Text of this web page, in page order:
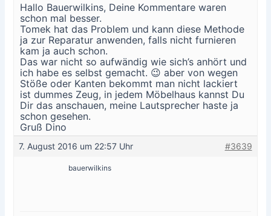
Hallo Bauerwilkins, Deine Kommentare waren
schon mal besser.
Tomek hat das Problem und kann diese Methode
ja zur Reparatur anwenden, falls nicht furnieren
kam ja auch schon.
Das war nicht so aufwändig wie sich’s anhört und
ich habe es selbst gemacht. 😉 aber von wegen
Stöße oder Kanten bekommt man nicht lackiert
ist dummes Zeug, in jedem Möbelhaus kannst Du
Dir das anschauen, meine Lautsprecher haste ja
schon gesehen.
Gruß Dino
7. August 2016 um 22:57 Uhr #3639
bauerwilkins